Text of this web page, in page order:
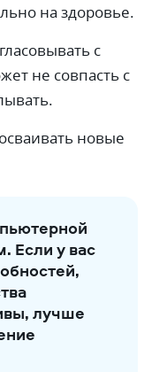
на здоровье.
с
не совпасть с
новые
Если у вас
лучше